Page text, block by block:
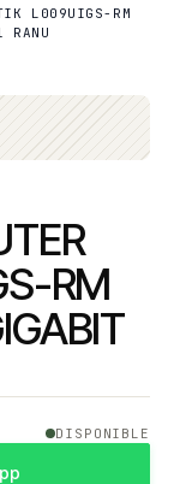
L009UIGS-RM
RANU
RM
DISPONIBLE